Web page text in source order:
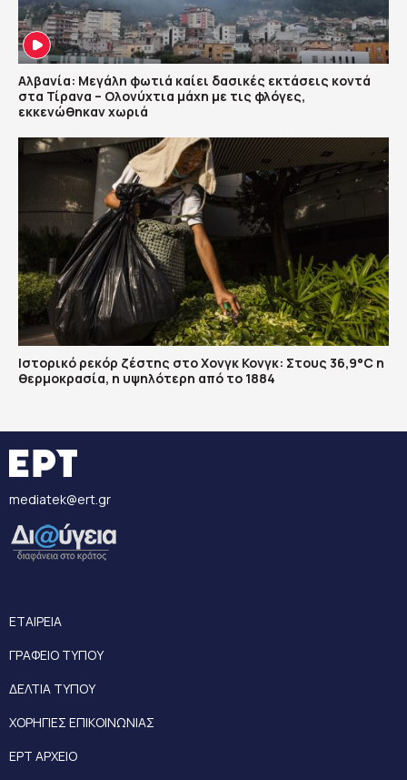
Αλβανία: Μεγάλη φωτιά καίει δασικές εκτάσεις κοντά
στα Τίρανα – Ολονύχτια μάχη με τις φλόγες,
εκκενώθηκαν χωριά
Ιστορικό ρεκόρ ζέστης στο Χονγκ Κονγκ: Στους 36,9°C η
θερμοκρασία, η υψηλότερη από το 1884
mediatek@ert.gr
ΕΤΑΙΡΕΙΑ
ΓΡΑΦΕΙΟ ΤΥΠΟΥ
ΔΕΛΤΙΑ ΤΥΠΟΥ
ΧΟΡΗΓΙΕΣ ΕΠΙΚΟΙΝΩΝΙΑΣ
ΕΡΤ ΑΡΧΕΙΟ